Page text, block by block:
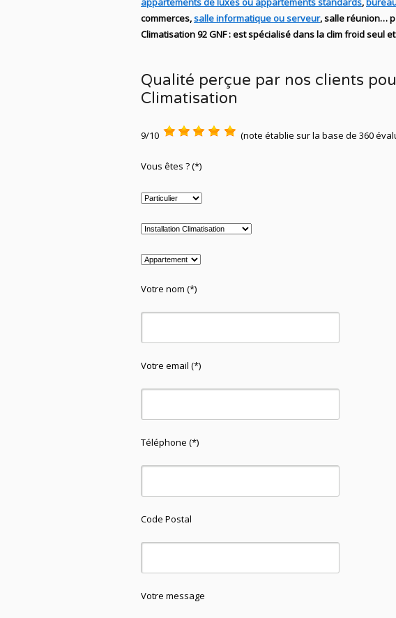
commerces,salle informatique ou serveur, salle réunion…
Climatisation92GNF:estspécialisédans la climfroid seul
Qualité perçue par nos clients
Climatisation
9/10 (note établie sur la base de 360
Vous êtes ? (*)
Votre nom (*)
Votre email (*)
Téléphone (*)
Code Postal
Votre message